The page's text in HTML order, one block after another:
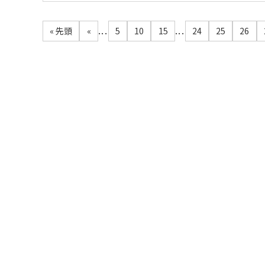
« 先頭 « ... 5 10 15 ... 24 25 26